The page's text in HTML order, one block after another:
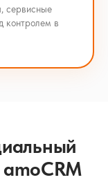
сервисные
контролем в